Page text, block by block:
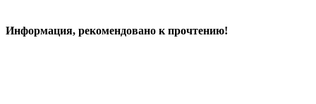
Информация, рекомендовано к прочтению!